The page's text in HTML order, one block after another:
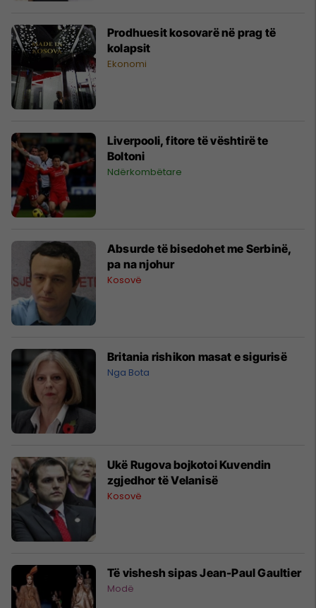
Prodhuesit kosovarë në prag të
kolapsit
Ekonomi
Liverpooli, fitore të vështirë te
Boltoni
Ndërkombëtare
Absurde të bisedohet me Serbinë,
pa na njohur
Kosovë
Britania rishikon masat e sigurisë
Nga Bota
Ukë Rugova bojkotoi Kuvendin
zgjedhor të Velanisë
Kosovë
Të vishesh sipas Jean-Paul Gaultier
Modë